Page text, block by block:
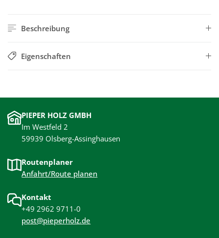
Beschreibung
Eigenschaften
PIEPER HOLZ GMBH
Im Westfeld 2
59939 Olsberg-Assinghausen
Routenplaner
Anfahrt/Route planen
Kontakt
+49 2962 9711-0
post@pieperholz.de